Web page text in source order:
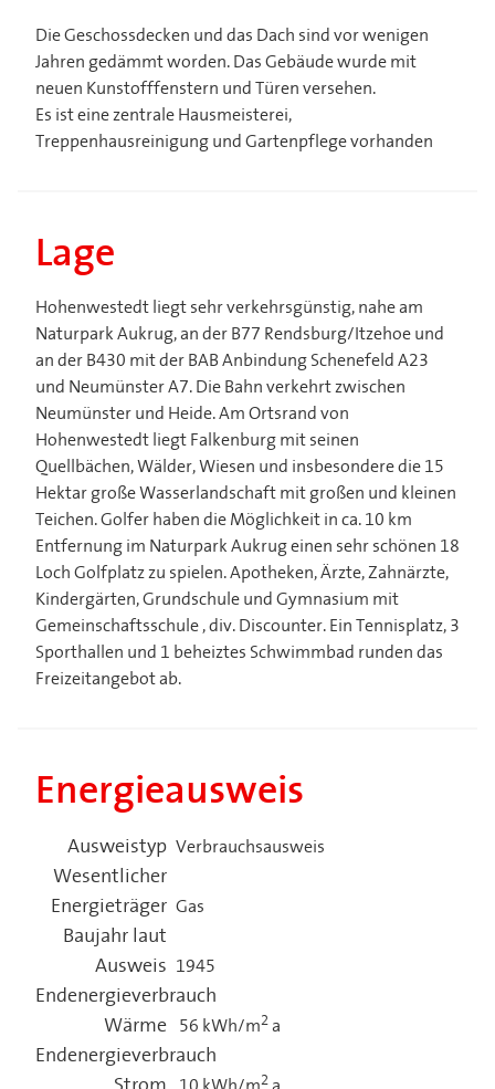
Die Geschossdecken und das Dach sind vor wenigen
Jahren gedämmt worden. Das Gebäude wurde mit
neuen Kunstofffenstern und Türen versehen.
Es ist eine zentrale Hausmeisterei,
Treppenhausreinigung und Gartenpflege vorhanden
Lage
Hohenwestedt liegt sehr verkehrsgünstig, nahe am
Naturpark Aukrug, an der B77 Rendsburg/Itzehoe und
an der B430 mit der BAB Anbindung Schenefeld A23
und Neumünster A7. Die Bahn verkehrt zwischen
Neumünster und Heide. Am Ortsrand von
Hohenwestedt liegt Falkenburg mit seinen
Quellbächen, Wälder, Wiesen und insbesondere die 15
Hektar große Wasserlandschaft mit großen und kleinen
Teichen. Golfer haben die Möglichkeit in ca. 10 km
Entfernung im Naturpark Aukrug einen sehr schönen 18
Loch Golfplatz zu spielen. Apotheken, Ärzte, Zahnärzte,
Kindergärten, Grundschule und Gymnasium mit
Gemeinschaftsschule , div. Discounter. Ein Tennisplatz, 3
Sporthallen und 1 beheiztes Schwimmbad runden das
Freizeitangebot ab.
Energieausweis
Ausweistyp Verbrauchsausweis
Wesentlicher
Energieträger Gas
Baujahr laut
Ausweis
1945
Endenergieverbrauch
Wärme
56 kWh/m2a
Endenergieverbrauch
2